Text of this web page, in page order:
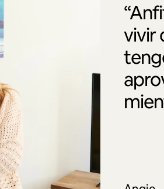
vivir